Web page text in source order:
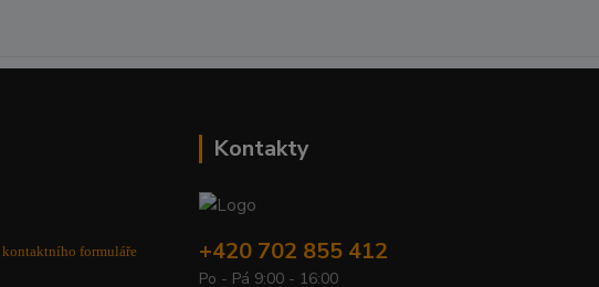
formuláře
Kontakty
+420 702 855 412
Po - Pá 9:00 - 16:00